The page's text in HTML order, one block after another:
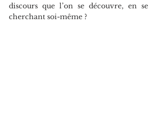
discours que l’on se découvre, en se
cherchant soi-même ?